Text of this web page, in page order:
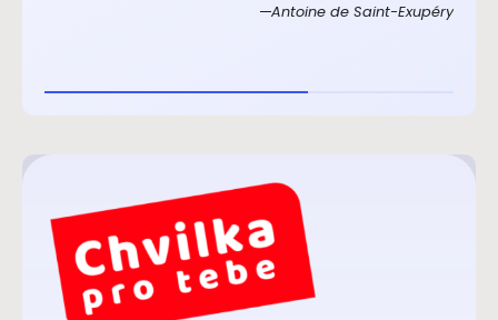
Antoine de Saint-Exupéry